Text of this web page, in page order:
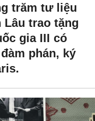
trăm tư liệu
Lâu trao tặng
gia III có
phán, ký